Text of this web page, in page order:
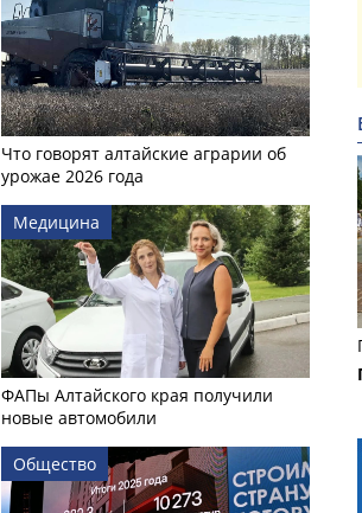
Что говорят алтайские аграрии об
урожае 2026 года
Медицина
ФАПы Алтайского края получили
новые автомобили
Общество